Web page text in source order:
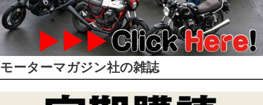
モーターマガジン社の雑誌